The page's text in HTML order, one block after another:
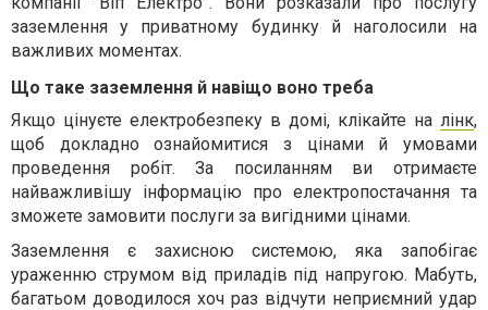
заземлення у приватному будинку й наголосили на
важливих моментах.
Що таке заземлення й навіщо воно треба
Якщо цінуєте електробезпеку в домі, клікайте на лінк,
щоб докладно ознайомитися з цінами й умовами
проведення робіт. За посиланням ви отримаєте
найважливішу інформацію про електропостачання та
зможете замовити послуги за вигідними цінами.
Заземлення є захисною системою, яка запобігає
ураженню струмом від приладів під напругою. Мабуть,
багатьом доводилося хоч раз відчути неприємний удар